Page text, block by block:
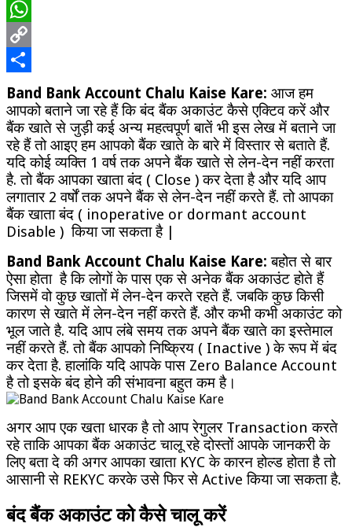
LinkedIn
WhatsApp
Copy
Link
Share
Band Bank Account Chalu Kaise Kare: आज हम
आपको बताने जा रहे हैं कि बंद बैंक अकाउंट कैसे एक्टिव करें और
बैंक खाते से जुड़ी कई अन्य महत्वपूर्ण बातें भी इस लेख में बताने जा
रहे हैं तो आइए हम आपको बैंक खाते के बारे में विस्तार से बताते हैं.
यदि कोई व्यक्ति 1 वर्ष तक अपने बैंक खाते से लेन-देन नहीं करता
है. तो बैंक आपका खाता बंद ( Close ) कर देता है और यदि आप
लगातार 2 वर्षों तक अपने बैंक से लेन-देन नहीं करते हैं. तो आपका
बैंक खाता बंद ( inoperative or dormant account
Disable ) किया जा सकता है |
Band Bank Account Chalu Kaise Kare:बहोत से बार
ऐसा होता है कि लोगों के पास एक से अनेक बैंक अकाउंट होते हैं
जिसमें वो कुछ खातों में लेन-देन करते रहते हैं. जबकि कुछ किसी
कारण से खाते में लेन-देन नहीं करते हैं. और कभी कभी अकाउंट को
भूल जाते है. यदि आप लंबे समय तक अपने बैंक खाते का इस्तेमाल
नहीं करते हैं. तो बैंक आपको निष्क्रिय ( Inactive ) के रूप में बंद
कर देता है. हालांकि यदि आपके पास Zero Balance Account
है तो इसके बंद होने की संभावना बहुत कम है।
अगर आप एक खता धारक है तो आप रेगुलर Transaction करते
रहे ताकि आपका बैंक अकाउंट चालू रहे दोस्तों आपके जानकरी के
लिए बता दे की अगर आपका खाता KYC के कारन होल्ड होता है तो
आसानी से REKYC करके उसे फिर से Active किया जा सकता है.
बंद बैंक अकाउंट को कैसे चालू करें